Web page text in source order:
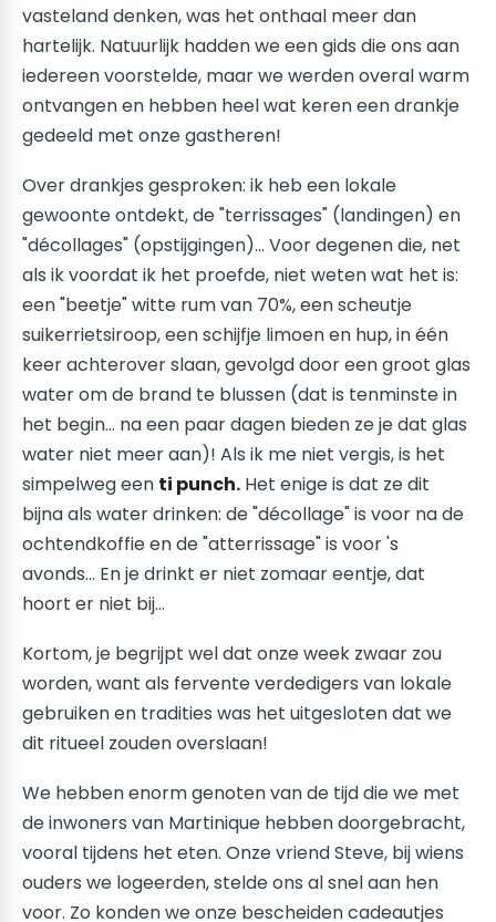
vasteland denken, was het onthaal meer dan
hartelijk. Natuurlijk hadden we een gids die ons aan
iedereen voorstelde, maar we werden overal warm
ontvangen en hebben heel wat keren een drankje
gedeeld met onze gastheren!
Over drankjes gesproken: ik heb een lokale
gewoonte ontdekt, de "terrissages" (landingen) en
"décollages" (opstijgingen)... Voor degenen die, net
als ik voordat ik het proefde, niet weten wat het is:
een "beetje" witte rum van 70%, een scheutje
suikerrietsiroop, een schijfje limoen en hup, in één
keer achterover slaan, gevolgd door een groot glas
water om de brand te blussen (dat is tenminste in
het begin... na een paar dagen bieden ze je dat glas
water niet meer aan)! Als ik me niet vergis, is het
simpelweg een ti punch. Het enige is dat ze dit
bijna als water drinken: de "décollage" is voor na de
ochtendkoffie en de "atterrissage" is voor 's
avonds... En je drinkt er niet zomaar eentje, dat
hoort er niet bij...
Kortom, je begrijpt wel dat onze week zwaar zou
worden, want als fervente verdedigers van lokale
gebruiken en tradities was het uitgesloten dat we
dit ritueel zouden overslaan!
We hebben enorm genoten van de tijd die we met
de inwoners van Martinique hebben doorgebracht,
vooral tijdens het eten. Onze vriend Steve, bij wiens
ouders we logeerden, stelde ons al snel aan hen
voor. Zo konden we onze bescheiden cadeautjes